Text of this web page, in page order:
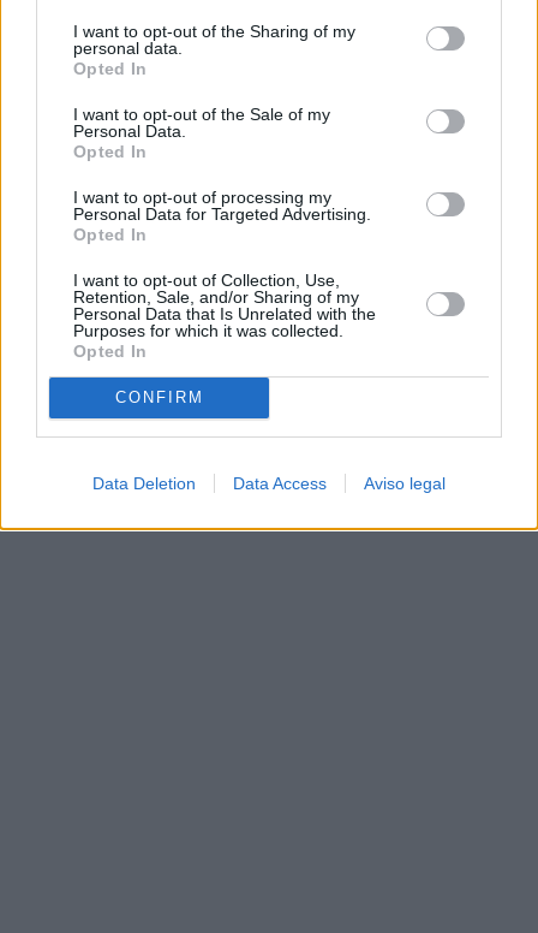
de su consentimiento, pero usted tiene el derecho de
rechazar tal procesamiento. Sus preferencias se aplicarán
cualquier momento entrando de nuevo en este sitio web o
visitando nuestra política de privacidad.
I want to opt-out of the Sharing of my
personal data.
Opted In
I want to opt-out of the Sale of my
Personal Data.
Opted In
I want to opt-out of processing my
Personal Data for Targeted Advertising.
Opted In
I want to opt-out of Collection, Use,
Retention, Sale, and/or Sharing of my
Personal Data that Is Unrelated with the
Purposes for which it was collected.
Opted In
CONFIRM
Data Deletion Data Access Aviso legal